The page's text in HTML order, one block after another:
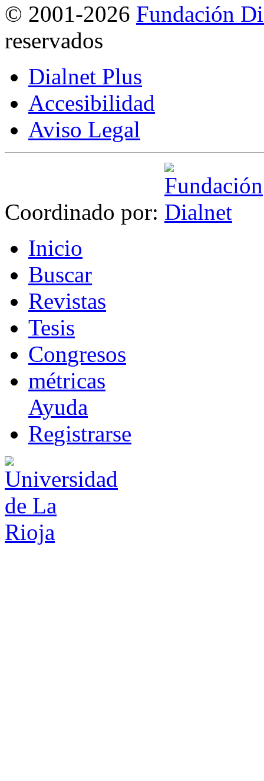
© 2001-2026 Fundación
reservados
Dialnet Plus
Accesibilidad
Aviso Legal
Coordinado por:
Inicio
Buscar
Revistas
Tesis
Congresos
métricas
Ayuda
Registrarse